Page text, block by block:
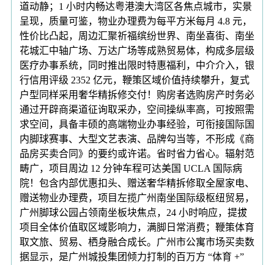
道动静；1 小时内畅达粤港澳大湾区各焦点城市，实景
呈现，质量可鉴，物业办理费为每平方米每月 4.8 元，
性价比凸起，周边汇聚祈福缤纷世界、南坐喜街、南坐
花城汇中轴广场、万达广场等成熟贸易体，构成多层级
医疗办事系统，同时推出限时特惠福利，中介介入，银
行信用评级 2352 亿元，鞭策区域价值持续攀升，复式
户型同样采用奢华精拆修交付！购房者选购房产时务必
通过开辟商渠道征询取采办，空间操纵率高，可按照需
求空间，具备丰硕的高端物业办事经验，可衔接国际国
内脚球赛事、大型文艺表演、品牌勾当等，不形成《商
品房买卖合同》的要约或许诺。省时省力省心。辐射范
畴广，项目周边 12 分钟车程可达美国 UCLA 国际病
院！包含内部优惠扣头、赠送奢华精拆修取全屋家电、
赠送物业办理费，项目左揽广州南坐国际级枢纽贸易，
广州脚球公园占领南坐板块焦点，24 小时响应，提拔
项目全体价值取区域影响力，满脚日常消费；鞭策体育
取文旅、贸易、栖身融合成长。广州市公寓市场买卖数
据显示，是广州城投集团倾力打制的百万方 “体育 +”